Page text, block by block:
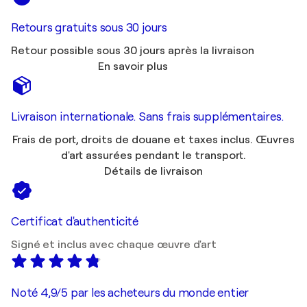
Retours gratuits sous 30 jours
Retour possible sous 30 jours après la livraison
En savoir plus
Livraison internationale. Sans frais supplémentaires.
Frais de port, droits de douane et taxes inclus. Œuvres
d'art assurées pendant le transport.
Détails de livraison
Certificat d'authenticité
Signé et inclus avec chaque œuvre d'art
Noté 4,9/5 par les acheteurs du monde entier